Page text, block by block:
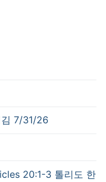
7/31/26
20:1-3 톨리도 한